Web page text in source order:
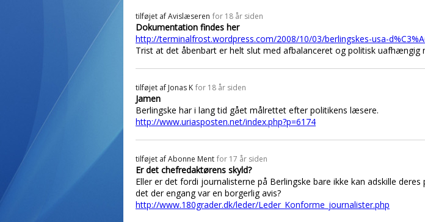
tilføjet afAvislæseren for 18 år siden
Dokumentation findes her
http://terminalfrost.wordpress.com/2008/10/03/berlingskes-usa-
Trist at det åbenbart er helt slut med afbalanceret og politisk uafhængig
tilføjet af Jonas K for 18 år siden
Jamen
Berlingske har i lang tid gået målrettet efter politikens læsere.
http://www.uriasposten.net/index.php?p=6174
tilføjet afAbonne Ment for 17 år siden
Er det chefredaktørens skyld?
Eller er det fordi journalisterne på Berlingske bare ikke kan adskille
det der engang var en borgerlig avis?
http://www.180grader.dk/leder/Leder_Konforme_journalister.php